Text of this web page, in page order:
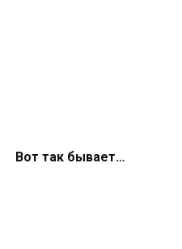
Вот так бывает…